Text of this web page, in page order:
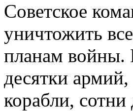
Советское
уничтожить
планам войны.
десятки
корабли,